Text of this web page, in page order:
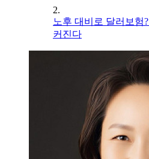
2.
노후 대비로 달러보험
커진다